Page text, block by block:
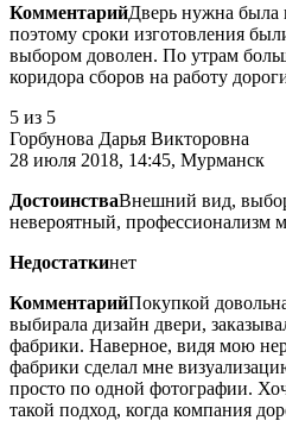
КомментарийДверь нужна была
поэтому сроки изготовления
выбором доволен. По утрам
коридора сборов на работу
5 из 5
Горбунова Дарья Викторовна
28 июля 2018, 14:45, Мурманск
ДостоинстваВнешний вид,
невероятный, профессионализм
Недостаткинет
КомментарийПокупкой
выбирала дизайн двери,
фабрики. Наверное, видя мою
фабрики сделал мне
просто по одной фотографии.
такой подход, когда компания